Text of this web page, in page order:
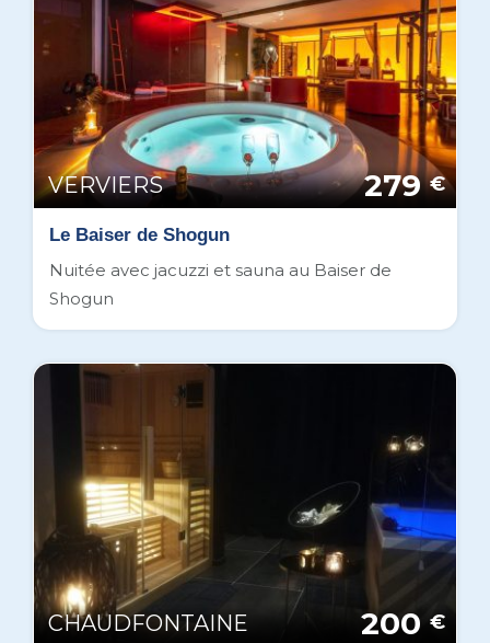
VERVIERS 279 €
Le Baiser de Shogun
Nuitée avec jacuzzi et sauna au Baiser de
Shogun
CHAUDFONTAINE 200 €